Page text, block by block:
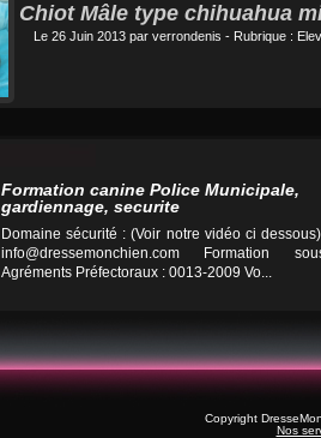
Chiot Mâle type chihuahua
Le 26 Juin 2013 par verrondenis - Rubrique :
Formation canine Police Municipale,
gardiennage, securite
Domaine sécurité : (Voir notre vidéo ci
info@dressemonchien.com Formation
Agréments Préfectoraux : 0013-2009 Vo...
Copyright
Nos